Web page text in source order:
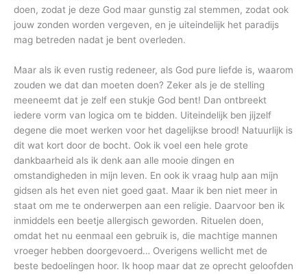
doen, zodat je deze God maar gunstig zal stemmen, zodat ook
jouw zonden worden vergeven, en je uiteindelijk het paradijs
mag betreden nadat je bent overleden.
Maar als ik even rustig redeneer, als God pure liefde is, waarom
zouden we dat dan moeten doen? Zeker als je de stelling
meeneemt dat je zelf een stukje God bent! Dan ontbreekt
iedere vorm van logica om te bidden. Uiteindelijk ben jijzelf
degene die moet werken voor het dagelijkse brood! Natuurlijk is
dit wat kort door de bocht. Ook ik voel een hele grote
dankbaarheid als ik denk aan alle mooie dingen en
omstandigheden in mijn leven. En ook ik vraag hulp aan mijn
gidsen als het even niet goed gaat. Maar ik ben niet meer in
staat om me te onderwerpen aan een religie. Daarvoor ben ik
inmiddels een beetje allergisch geworden. Rituelen doen,
omdat het nu eenmaal een gebruik is, die machtige mannen
vroeger hebben doorgevoerd… Overigens wellicht met de
beste bedoelingen hoor. Ik hoop maar dat ze oprecht geloofden